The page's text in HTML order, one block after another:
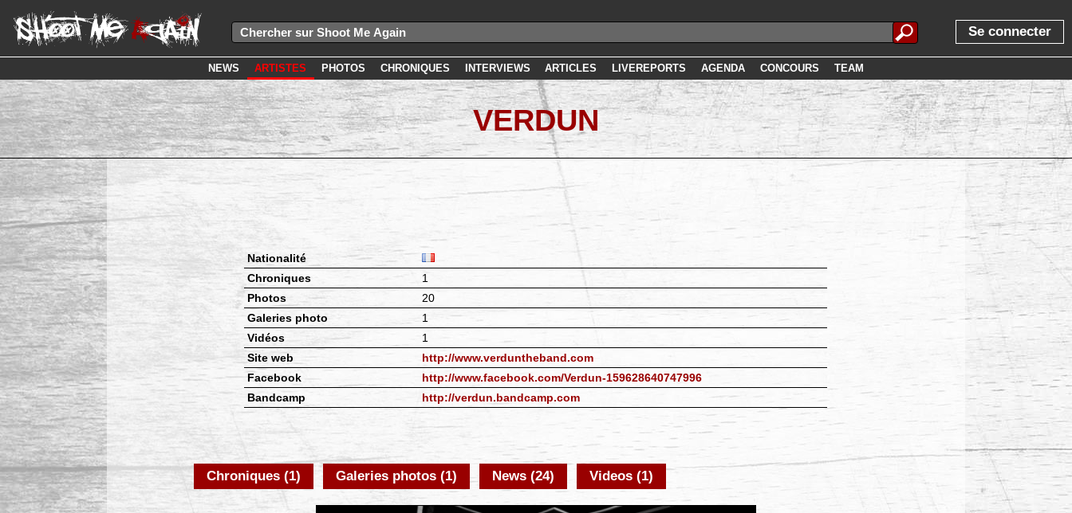
Se connecter
NEWS ARTISTES PHOTOS CHRONIQUES INTERVIEWS ARTICLES LIVEREPORTS AGENDA CONCOURS TEAM
VERDUN
Nationalité
Chroniques
1
Photos
20
Galeries photo
1
Vidéos
1
Site web
http://www.verduntheband.com
Facebook
http://www.facebook.com/Verdun-159628640747996
Bandcamp
http://verdun.bandcamp.com
Chroniques (1) Galeries photos (1) News (24) Videos (1)